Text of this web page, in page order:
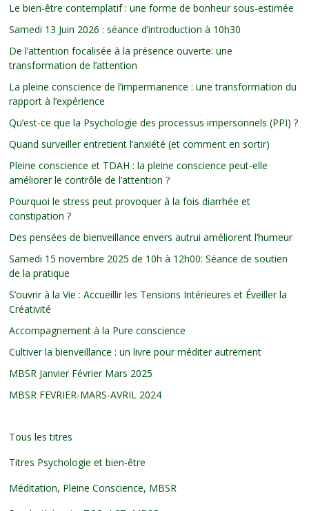
Le bien-être contemplatif : une forme de bonheur sous-estimée
Samedi 13 Juin 2026 : séance d’introduction à 10h30
De l’attention focalisée à la présence ouverte: une
transformation de l’attention
La pleine conscience de l’impermanence : une transformation du
rapport à l’expérience
Qu’est-ce que la Psychologie des processus impersonnels (PPI) ?
Quand surveiller entretient l’anxiété (et comment en sortir)
Pleine conscience et TDAH : la pleine conscience peut-elle
améliorer le contrôle de l’attention ?
Pourquoi le stress peut provoquer à la fois diarrhée et
constipation ?
Des pensées de bienveillance envers autrui améliorent l’humeur
Samedi 15 novembre 2025 de 10h à 12h00: Séance de soutien
de la pratique
S’ouvrir à la Vie : Accueillir les Tensions Intérieures et Éveiller la
Créativité
Accompagnement à la Pure conscience
Cultiver la bienveillance : un livre pour méditer autrement
MBSR Janvier Février Mars 2025
MBSR FEVRIER-MARS-AVRIL 2024
Tous les titres
Titres Psychologie et bien-être
Méditation, Pleine Conscience, MBSR